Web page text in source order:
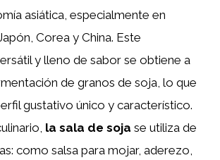
asiática, especialmente en
Corea y China. Este
y lleno de sabor se obtiene a
de granos de soja, lo que
gustativo único y característico.
la sala de soja se utiliza de
como salsa para mojar, aderezo,